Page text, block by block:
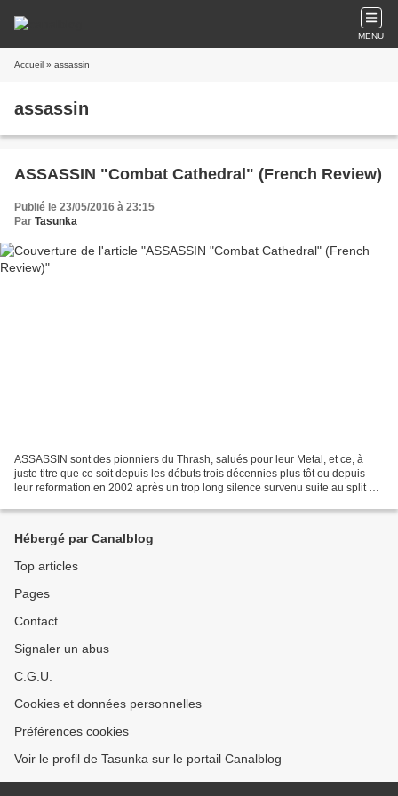
MENU
Accueil » assassin
assassin
ASSASSIN "Combat Cathedral" (French Review)
Publié le 23/05/2016 à 23:15
Par Tasunka
ASSASSIN sont des pionniers du Thrash, salués pour leur Metal, et ce, à
juste titre que ce soit depuis les débuts trois décennies plus tôt ou depuis
leur reformation en 2002 après un trop long silence survenu suite au split en
Hébergé par Canalblog
Top articles
Pages
Contact
Signaler un abus
C.G.U.
Cookies et données personnelles
Préférences cookies
Voir le profil de Tasunka sur le portail Canalblog